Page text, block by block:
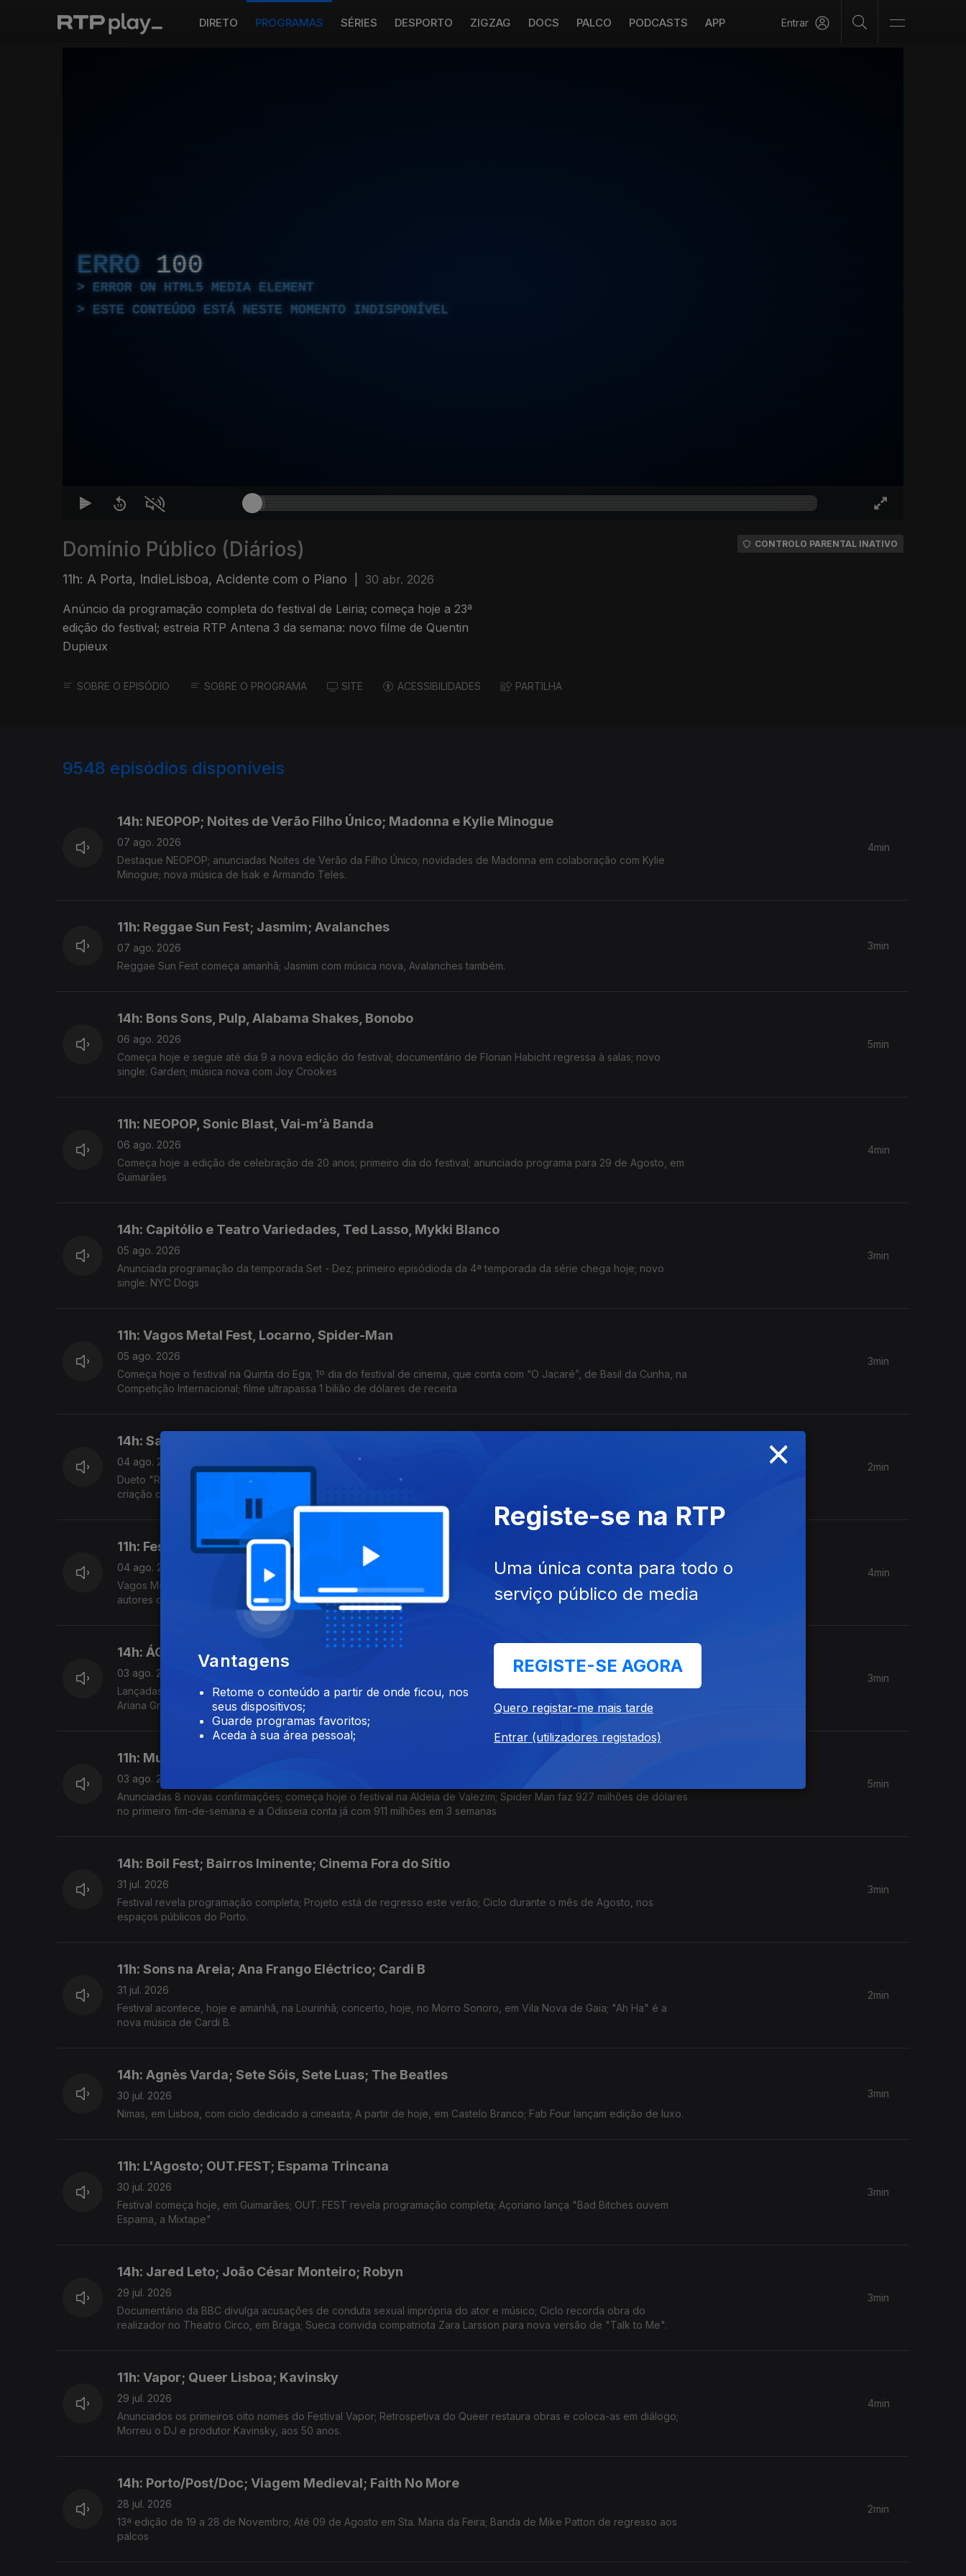
DIRETO PROGRAMAS SÉRIES DESPORTO ZIGZAG DOCS PALCO PODCASTS APP Entrar
ERRO 100
ERROR ON HTML5 MEDIA ELEMENT
ESTE CONTEÚDO ESTÁ NESTE MOMENTO INDISPONÍVEL
Domínio Público (Diários)
11h: A Porta, IndieLisboa, Acidente com o Piano 30 abr. 2026
Anúncio da programação completa do festival de Leiria; começa hoje a 23ª
edição do festival; estreia RTP Antena 3 da semana: novo filme de Quentin
Dupieux
CONTROLO PARENTAL INATIVO
SOBRE O EPISÓDIO SOBRE O PROGRAMA SITE ACESSIBILIDADES PARTILHA
9548 episódios disponíveis
14h: NEOPOP; Noites de Verão Filho Único; Madonna e Kylie Minogue
07 ago. 2026
Destaque NEOPOP; anunciadas Noites de Verão da Filho Único; novidades de Madonna em colaboração com Kylie
Minogue; nova música de Isak e Armando Teles.
4min
11h: Reggae Sun Fest; Jasmim; Avalanches
07 ago. 2026
Reggae Sun Fest começa amanhã; Jasmim com música nova, Avalanches também.
3min
14h: Bons Sons, Pulp, Alabama Shakes, Bonobo
06 ago. 2026
Começa hoje e segue até dia 9 a nova edição do festival; documentário de Florian Habicht regressa à salas; novo
single: Garden; música nova com Joy Crookes
5min
11h: NEOPOP, Sonic Blast, Vai-m’à Banda
06 ago. 2026
Começa hoje a edição de celebração de 20 anos; primeiro dia do festival; anunciado programa para 29 de Agosto, em
Guimarães
4min
14h: Capitólio e Teatro Variedades, Ted Lasso, Mykki Blanco
05 ago. 2026
Anunciada programação da temporada Set - Dez; primeiro episódioda da 4ª temporada da série chega hoje; novo
single: NYC Dogs
3min
11h: Vagos Metal Fest, Locarno, Spider-Man
05 ago. 2026
Começa hoje o festival na Quinta do Ega; 1º dia do festival de cinema, que conta com “O Jacaré”, de Basil da Cunha, na
Competição Internacional; filme ultrapassa 1 bilião de dólares de receita
3min
14h: Sam Fender & Olivia Dean; Cartografias; Traça
04 ago. 2026
Dueto "Rein Me In" bateu o recorde de semanas no topo da tabela britânica de singles; festival de Vila Verde, de
criação com a comunidade local, estreia hoje; mostra de arquivos e filmes familiares em Outubro, em Lisboa.
2min
11h: Festivais; New Radicals
04 ago. 2026
Vagos Metal Fest, Bons Sons, Sonic Blast e NEOPOP: quatro festivais esta semana, com apoio e reportagem da 3;
autores de "You Get What You Give" regressam, 28 anos depois, com "One Night Only".
4min
14h: ÁGORA, Ariana Grande, Tom Waits
03 ago. 2026
Lançadas primeiras confirmações para a edição deste ano, que acontece no Castelo de Leiria de 18 a 20 de Setembro;
Ariana Grande retira-se da esfera pública depois de 1 de Setembro; novo single: The Fly
3min
11h: Mucho Flow, Ocupar a Velga, Spider Man e A Odisseia
03 ago. 2026
Anunciadas 8 novas confirmações; começa hoje o festival na Aldeia de Valezim; Spider Man faz 927 milhões de dólares
no primeiro fim-de-semana e a Odisseia conta já com 911 milhões em 3 semanas
5min
14h: Boil Fest; Bairros Iminente; Cinema Fora do Sítio
31 jul. 2026
Festival revela programação completa; Projeto está de regresso este verão; Ciclo durante o mês de Agosto, nos
espaços públicos do Porto.
3min
11h: Sons na Areia; Ana Frango Eléctrico; Cardi B
31 jul. 2026
Festival acontece, hoje e amanhã, na Lourinhã; concerto, hoje, no Morro Sonoro, em Vila Nova de Gaia; "Ah Ha" é a
nova música de Cardi B.
2min
14h: Agnès Varda; Sete Sóis, Sete Luas; The Beatles
30 jul. 2026
Nimas, em Lisboa, com ciclo dedicado a cineasta; A partir de hoje, em Castelo Branco; Fab Four lançam edição de luxo.
3min
11h: L'Agosto; OUT.FEST; Espama Trincana
30 jul. 2026
Festival começa hoje, em Guimarães; OUT. FEST revela programação completa; Açoriano lança "Bad Bitches ouvem
Espama, a Mixtape"
3min
14h: Jared Leto; João César Monteiro; Robyn
29 jul. 2026
Documentário da BBC divulga acusações de conduta sexual imprópria do ator e músico; Ciclo recorda obra do
realizador no Theatro Circo, em Braga; Sueca convida compatriota Zara Larsson para nova versão de "Talk to Me".
3min
11h: Vapor; Queer Lisboa; Kavinsky
29 jul. 2026
Anunciados os primeiros oito nomes do Festival Vapor; Retrospetiva do Queer restaura obras e coloca-as em diálogo;
Morreu o DJ e produtor Kavinsky, aos 50 anos.
4min
14h: Porto/Post/Doc; Viagem Medieval; Faith No More
28 jul. 2026
13ª edição de 19 a 28 de Novembro; Até 09 de Agosto em Sta. Maria da Feira; Banda de Mike Patton de regresso aos
palcos
2min
×
Vantagens
Retome o conteúdo a partir de onde ficou, nos
seus dispositivos;
Guarde programas favoritos;
Aceda à sua área pessoal;
Registe-se na RTP
Uma única conta para todo o
serviço público de media
REGISTE-SE AGORA
Quero registar-me mais tarde
Entrar (utilizadores registados)